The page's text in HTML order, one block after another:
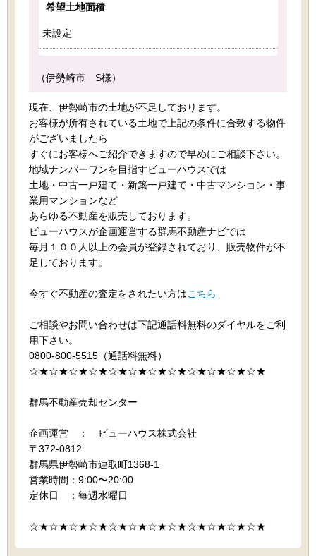
希望土地面積
未設定
（伊勢崎市 S様）
現在、伊勢崎市の土地が不足しております。
お客様が所有されている土地で上記の条件に合致する物件
がございましたら
すぐにお客様へご紹介できますので早めにご相談下さい。
地域ナンバーワンを目指すビューハウスでは
土地・中古一戸建て・新築一戸建て・中古マンション・事
業用マンションなど
あらゆる不動産を販売しております。
ビューハウスが企画運営する群馬不動産ナビでは
毎月１００人以上の会員が登録されており、販売物件が不
足しております。
今すぐ不動産の査定をされたい方はこちら
ご相談やお問い合わせは下記通話料無料のダイヤルをご利
用下さい。
0800-800-5515（通話料無料）
☆★☆★☆★☆★☆★☆★☆★☆★☆★☆★☆★☆★
群馬不動産売却センター
企画運営 ： ビューハウス株式会社
〒372-0812
群馬県伊勢崎市連取町1368-1
営業時間：9:00〜20:00
定休日 ：毎週水曜日
☆★☆★☆★☆★☆★☆★☆★☆★☆★☆★☆★☆★